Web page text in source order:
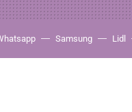
Samsung Lidl